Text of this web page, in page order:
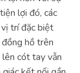
lợi đó, các
trí đặc biệt
hồ trên
cót tay vẫn